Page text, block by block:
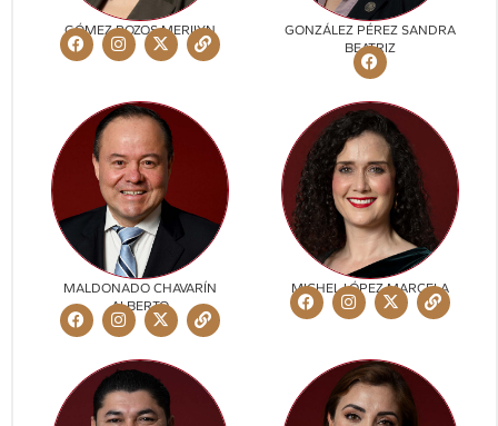
GÓMEZ POZOS MERILYN
GONZÁLEZ PÉREZ SANDRA
BEATRIZ
MALDONADO CHAVARÍN
ALBERTO
MICHEL LÓPEZ MARCELA